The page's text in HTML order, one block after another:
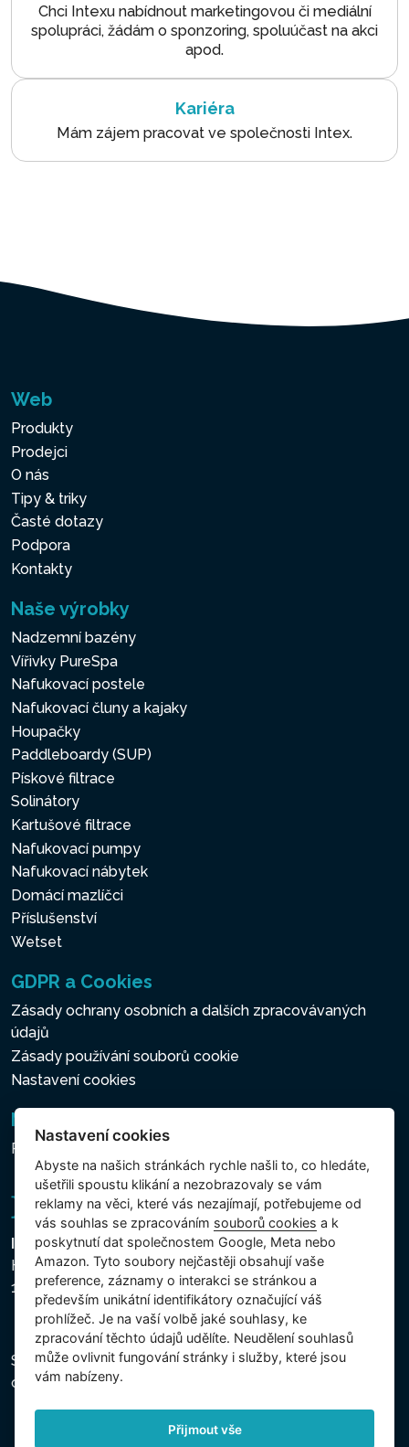
Chci Intexu nabídnout marketingovou či mediální
spolupráci, žádám o sponzoring, spoluúčast na akci
apod.
Kariéra
Mám zájem pracovat ve společnosti Intex.
Web
Produkty
Prodejci
O nás
Tipy & triky
Časté dotazy
Podpora
Kontakty
Naše výrobky
Nadzemní bazény
Vířivky PureSpa
Nafukovací postele
Nafukovací čluny a kajaky
Houpačky
Paddleboardy (SUP)
Pískové filtrace
Solinátory
Kartušové filtrace
Nafukovací pumpy
Nafukovací nábytek
Domácí mazlíčci
Příslušenství
Wetset
GDPR a Cookies
Zásady ochrany osobních a dalších zpracovávaných
údajů
Zásady používání souborů cookie
Nastavení cookies
Newsletter
Přihlášení k odběru novinek
Intex Trading, s.r.o.
Hradecká 2526/3
130 00 Praha 3 - Česká republika
Společnost je zapsána u Městského soudu v Praze,
oddíl C, vložka 74759, IČ 26150808, DIČ CZ26150808.
Nastavení cookies
Abyste na našich stránkách rychle našli to, co hledáte,
ušetřili spoustu klikání a nezobrazovaly se vám
reklamy na věci, které vás nezajímají, potřebujeme od
vás souhlas se zpracováním souborů cookies a k
poskytnutí dat společnostem Google, Meta nebo
Amazon. Tyto soubory nejčastěji obsahují vaše
preference, záznamy o interakci se stránkou a
především unikátní identifikátory označující váš
prohlížeč. Je na vaší volbě jaké souhlasy, ke
zpracování těchto údajů udělíte. Neudělení souhlasů
může ovlivnit fungování stránky i služby, které jsou
vám nabízeny.
Přijmout vše